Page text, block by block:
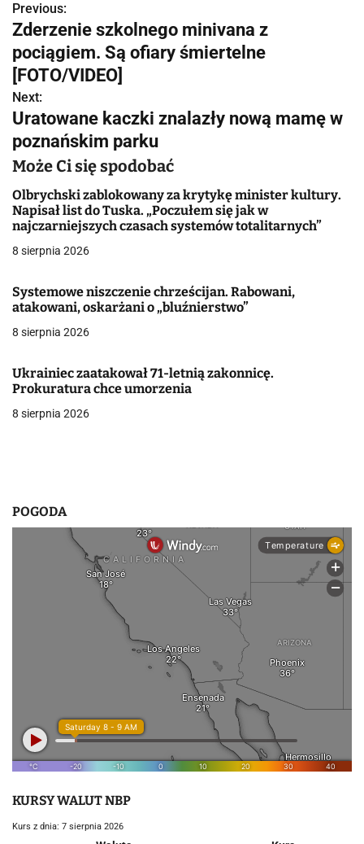
N
a
w
i
g
a
c
j
a
w
p
s
u
Previous:
Zderzenie szkolnego minivana z
pociągiem. Są ofiary śmiertelne
[FOTO/VIDEO]
Next:
Uratowane kaczki znalazły nową mamę w
poznańskim parku
Może Ci się spodobać
Olbrychski zablokowany za krytykę minister kultury.
Napisał list do Tuska. „Poczułem się jak w
najczarniejszych czasach systemów totalitarnych”
8 sierpnia 2026
Systemowe niszczenie chrześcijan. Rabowani,
atakowani, oskarżani o „bluźnierstwo”
8 sierpnia 2026
Ukrainiec zaatakował 71-letnią zakonnicę.
Prokuratura chce umorzenia
8 sierpnia 2026
POGODA
KURSY WALUT NBP
Kurs z dnia: 7 sierpnia 2026